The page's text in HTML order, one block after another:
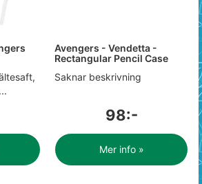
Avengers - Vendetta -
Rectangular Pencil Case
Saknar beskrivning
98:-
Mer info »